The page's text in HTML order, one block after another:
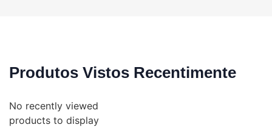
Produtos Vistos Recentimente
No recently viewed
products to display